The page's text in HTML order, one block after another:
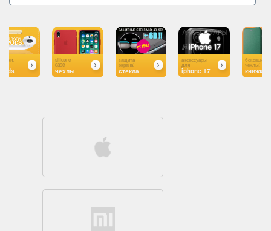
silicone
чехлы
защита
экрана:
стекла
аксессуары
iphone 17
боковые
чехлы:
книжки